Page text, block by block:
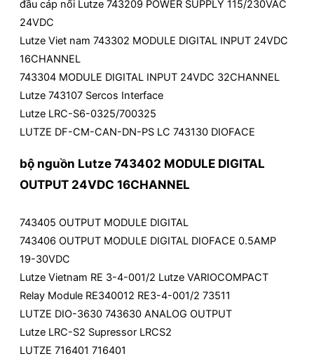
đầu cáp nối Lutze 743209 POWER SUPPLY 115/230VAC
24VDC
Lutze Viet nam 743302 MODULE DIGITAL INPUT 24VDC
16CHANNEL
743304 MODULE DIGITAL INPUT 24VDC 32CHANNEL
Lutze 743107 Sercos Interface
Lutze LRC-S6-0325/700325
LUTZE DF-CM-CAN-DN-PS LC 743130 DIOFACE
bộ nguồn Lutze 743402 MODULE DIGITAL
OUTPUT 24VDC 16CHANNEL
743405 OUTPUT MODULE DIGITAL
743406 OUTPUT MODULE DIGITAL DIOFACE 0.5AMP
19-30VDC
Lutze Vietnam RE 3-4-001/2 Lutze VARIOCOMPACT
Relay Module RE340012 RE3-4-001/2 73511
LUTZE DIO-3630 743630 ANALOG OUTPUT
Lutze LRC-S2 Supressor LRCS2
LUTZE 716401 716401